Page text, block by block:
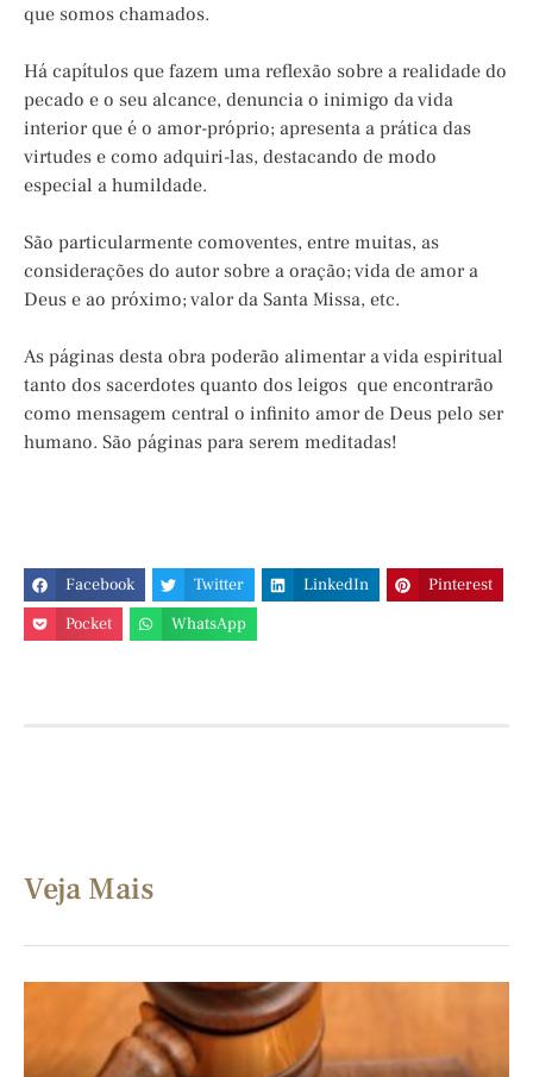
que somos chamados.
Há capítulos que fazem uma reflexão sobre a realidade do
pecado e o seu alcance, denuncia o inimigo da vida
interior que é o amor-próprio; apresenta a prática das
virtudes e como adquiri-las, destacando de modo
especial a humildade.
São particularmente comoventes, entre muitas, as
considerações do autor sobre a oração; vida de amor a
Deus e ao próximo; valor da Santa Missa, etc.
As páginas desta obra poderão alimentar a vida espiritual
tanto dos sacerdotes quanto dos leigos que encontrarão
como mensagem central o infinito amor de Deus pelo ser
humano. São páginas para serem meditadas!
Facebook Twitter LinkedIn
Pinterest
Pocket
WhatsApp
Veja Mais